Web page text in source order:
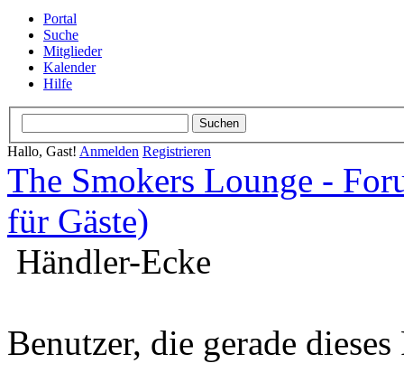
Portal
Suche
Mitglieder
Kalender
Hilfe
Hallo, Gast! Anmelden Registrieren
The Smokers Lounge -
für Gäste)
Händler-Ecke
Benutzer, die gerade